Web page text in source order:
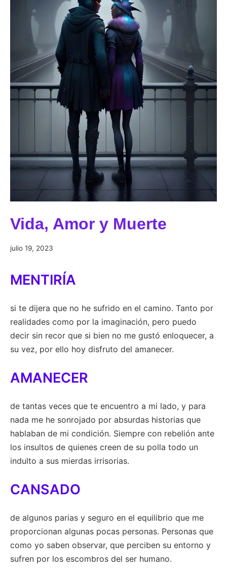
Vida, Amor y Muerte
julio 19, 2023
2023
MENTIRÍA
si te dijera que no he sufrido en el camino. Tanto por
realidades como por la imaginación, pero puedo
decir sin recor que si bien no me gustó enloquecer, a
su vez, por ello hoy disfruto del amanecer.
AMANECER
de tantas veces que te encuentro a mi lado, y para
nada me he sonrojado por absurdas historias que
hablaban de mi condición. Siempre con rebelión ante
los insultos de quienes creen de su polla todo un
indulto a sus mierdas irrisorias.
CANSADO
de algunos parias y seguro en el equilibrio que me
proporcionan algunas pocas personas. Personas que
como yo saben observar, que perciben su entorno y
sufren por los escombros del ser humano.